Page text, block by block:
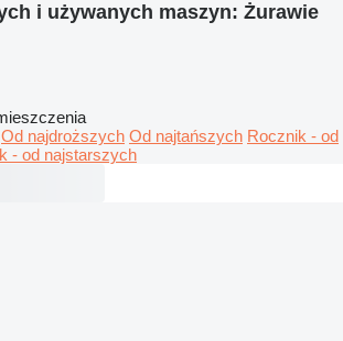
i używanych maszyn: Żurawie
Od najdroższych Od najtańszych Rocznik - od
- od najstarszych